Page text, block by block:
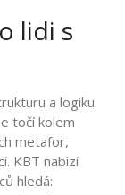
lidi s
a logiku.
točí kolem
metafor,
KBT nabízí
hledá: